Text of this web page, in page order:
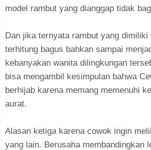
model rambut yang dianggap tidak
Dan jika ternyata rambut yang dimiliki
terhitung bagus bahkan sampai
kebanyakan wanita dilingkungan
bisa mengambil kesimpulan bahwa
berhijab karena memang memenuhi
aurat.
Alasan ketiga karena cowok ingin
yang lain. Berusaha membandingkan